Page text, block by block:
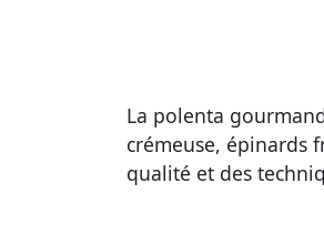
La polenta
crémeuse, épinards
qualité et des